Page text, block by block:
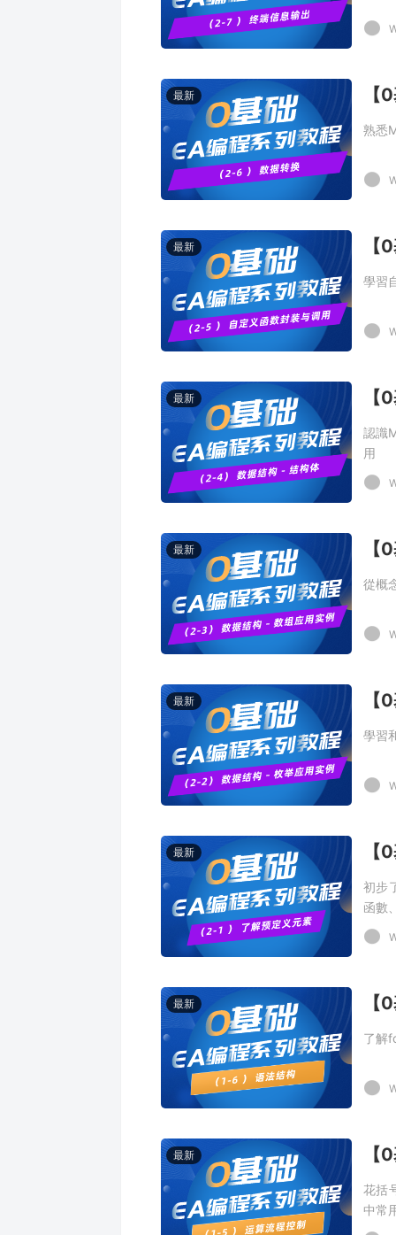
最新 【
熟悉
最新
學習
最新
認識
用
最新
從概
最新
學習
最新 【
初步
函數
最新 【
了解
最新 【
花括
中常
程控